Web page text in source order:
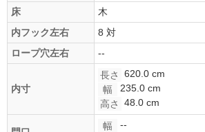
床
木
内フック左右
8 対
ロープ穴左右
--
内寸
長さ
620.0 cm
幅
235.0 cm
高さ
48.0 cm
幅
--